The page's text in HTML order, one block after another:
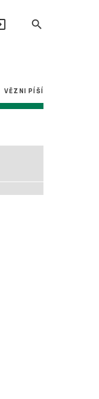
search
VĚZNI PÍŠÍ